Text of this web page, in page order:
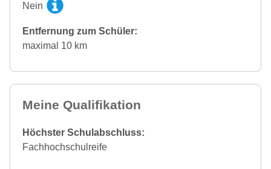
Nein
Entfernung zum Schüler:
maximal 10 km
Meine Qualifikation
Höchster Schulabschluss:
Fachhochschulreife